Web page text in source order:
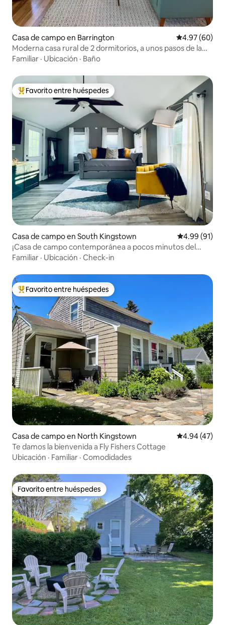
Casa de campo en Barrington Calificación
4.97 (60)
Moderna casa rural de 2 dormitorios, a unos pasos de la
playa
Familiar · Ubicación · Baño
Favorito entre huéspedes preferido
Favorito entre huéspedes
Casa de campo en South Kingstown Calificación
4.99 (91)
¡Casa de campo contemporánea a pocos minutos del
corazón de la ciudad!
Familiar · Ubicación · Check-in
Favorito entre huéspedes preferido
Favorito entre huéspedes
Casa de campo en North Kingstown Calificación
4.94 (47)
Te damos la bienvenida a Fly Fishers Cottage
Ubicación · Familiar · Comodidades
Favorito entre huéspedes
Favorito entre huéspedes